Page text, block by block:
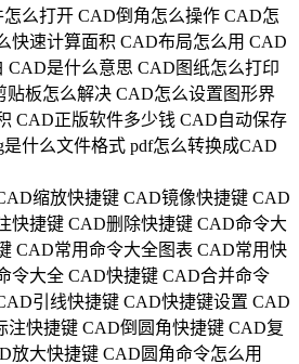
怎么打开 CAD倒角怎么操作 CAD怎
快速计算面积 CAD布局怎么用 CAD
CAD是什么意思 CAD图纸怎么打印
贴板怎么解决 CAD怎么设置图形界
CAD正版软件多少钱 CAD自动保存
是什么文件格式 pdf怎么转换成CAD
缩放快捷键 CAD镜像快捷键 CAD
快捷键 CAD删除快捷键 CAD命令大
CAD常用命令大全图表 CAD常用快
令大全 CAD快捷键 CAD合并命令
引线快捷键 CAD快捷键设置 CAD
注快捷键 CAD倒圆角快捷键 CAD复
放大快捷键 CAD圆角命令怎么用